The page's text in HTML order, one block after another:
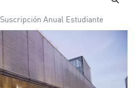
Suscripción Anual Estudiante